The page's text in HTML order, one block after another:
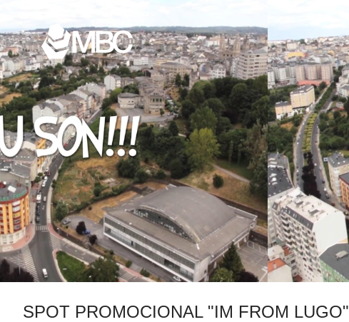
SPOT PROMOCIONAL "IM FROM LUGO"